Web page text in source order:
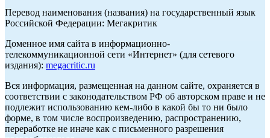
Перевод наименования (названия) на государственный язык
Российской Федерации: Мегакритик
Доменное имя сайта в информационно-
телекоммуникационной сети «Интернет» (для сетевого
издания): megacritic.ru
Вся информация, размещенная на данном сайте, охраняется в
соответствии с законодательством РФ об авторском праве и не
подлежит использованию кем-либо в какой бы то ни было
форме, в том числе воспроизведению, распространению,
переработке не иначе как с письменного разрешения